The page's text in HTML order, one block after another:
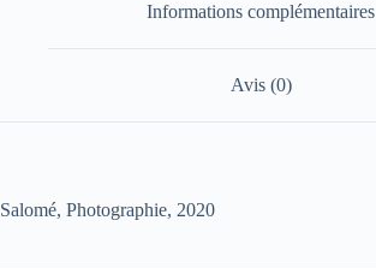
Informations complémentaires
Avis (0)
Salomé, Photographie, 2020